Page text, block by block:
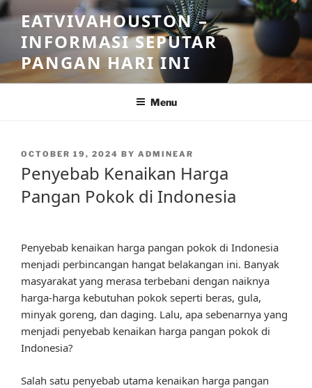
Skip
to
content
EATVIVAHOUSTON –
INFORMASI SEPUTAR
PANGAN HARI INI
Menu
POSTED
OCTOBER 19, 2024 BY ADMINEAR
Penyebab Kenaikan Harga
Pangan Pokok di Indonesia
Penyebab kenaikan harga pangan pokok di Indonesia
menjadi perbincangan hangat belakangan ini. Banyak
masyarakat yang merasa terbebani dengan naiknya
harga-harga kebutuhan pokok seperti beras, gula,
minyak goreng, dan daging. Lalu, apa sebenarnya yang
menjadi penyebab kenaikan harga pangan pokok di
Indonesia?
Salah satu penyebab utama kenaikan harga pangan